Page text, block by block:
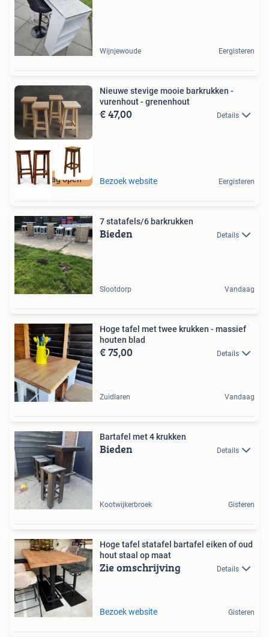
Wijnjewoude Eergisteren
Zaterdag open
Nieuwe stevige mooie barkrukken -
vurenhout - grenenhout
€ 47,00 Details
Bezoek website Eergisteren
7 statafels/6 barkrukken
Bieden Details
Slootdorp Vandaag
Hoge tafel met twee krukken - massief
houten blad
€ 75,00 Details
Zuidlaren Vandaag
Bartafel met 4 krukken
Bieden Details
Kootwijkerbroek Gisteren
Hoge tafel statafel bartafel eiken of oud
hout staal op maat
Zie omschrijving Details
Bezoek website Gisteren